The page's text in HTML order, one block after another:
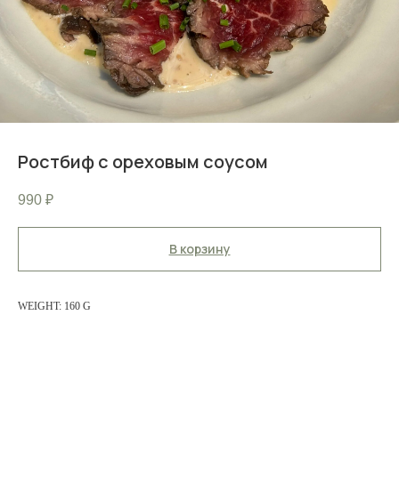
Ростбиф с ореховым соусом
990 ₽
В корзину
WEIGHT: 160 G